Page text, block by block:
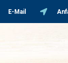
E-Mail